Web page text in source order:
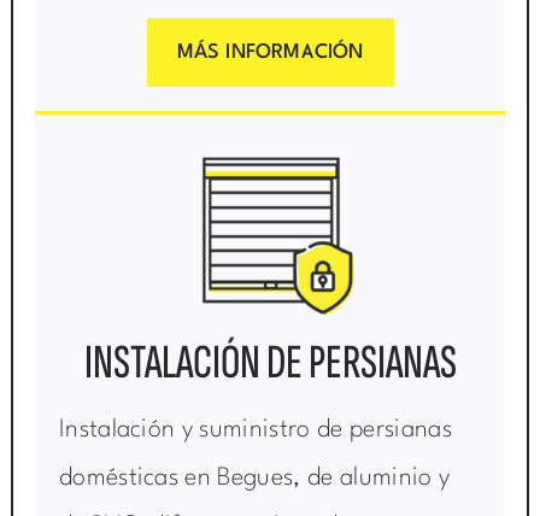
MÁS INFORMACIÓN
INSTALACIÓN DE PERSIANAS
Instalación y suministro de persianas
domésticas en Begues, de aluminio y